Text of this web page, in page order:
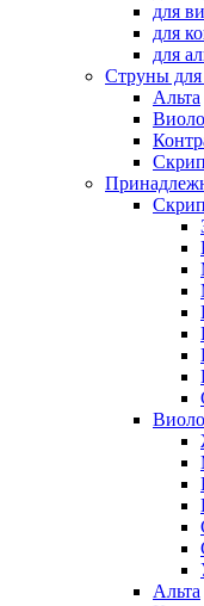
для
для
для
Струны
Альта
Альта